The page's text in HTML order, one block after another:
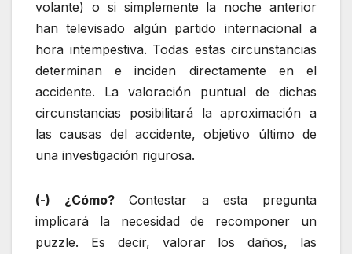
volante) o si simplemente la noche anterior
han televisado algún partido internacional a
hora intempestiva. Todas estas circunstancias
determinan e inciden directamente en el
accidente. La valoración puntual de dichas
circunstancias posibilitará la aproximación a
las causas del accidente, objetivo último de
una investigación rigurosa.
(-) ¿Cómo?Contestar a esta pregunta
implicará la necesidad de recomponer un
puzzle. Es decir, valorar los daños, las